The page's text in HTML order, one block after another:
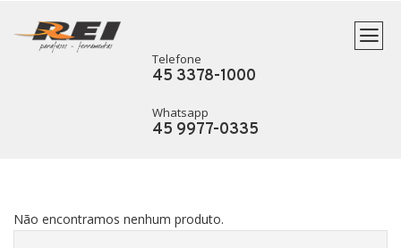
Telefone
45 3378-1000
Whatsapp
45 9977-0335
Não encontramos nenhum produto.